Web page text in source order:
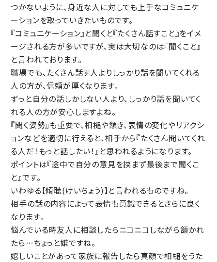
つかないように、身近な人に対しても上手なコミュニケ
ーションを取っていきたいものです。
『コミュニケーション』と聞くと『たくさん話すこと』をイメ
ージされる方が多いですが、実は大切なのは『聞くこと』
と言われております。
職場でも、たくさん話す人よりしっかり話を聞いてくれる
人の方が、信頼が厚くなります。
ずっと自分の話しかしない人より、しっかり話を聞いてく
れる人の方が安心しますよね。
『聞く姿勢』も重要で、相槌や頷き、表情の変化やリアクシ
ョンなどを適切に行えると、相手から『たくさん聞いてくれ
る人だ！もっと話したい！』と思われるようになります。
ポイントは『途中で自分の意見を挟まず最後まで聞くこ
と』です。
いわゆる【傾聴(けいちょう)】と言われるものですね。
相手の話の内容によって表情も意識できるとさらに良く
なります。
悩んでいる時友人に相談したらニコニコしながら頷かれ
たら…ちょっと嫌ですね。
嬉しいことがあって家族に報告したら真顔で相槌をうた